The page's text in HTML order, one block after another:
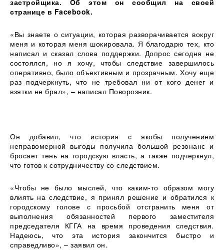
застройщика. Об этом он сообщил на своей
странице в Facebook.
«Вы знаете о ситуации, которая разворачивается вокруг
меня и которая меня шокировала. Я благодарю тех, кто
написал и сказал слова поддержки. Допрос сегодня не
состоялся, но я хочу, чтобы следствие завершилось
оперативно, было объективным и прозрачным. Хочу еще
раз подчеркнуть, что не требовал ни от кого денег и
взятки не брал», – написал Поворозник.
Он добавил, что история с якобы получением
неправомерной выгоды получила большой резонанс и
бросает тень на городскую власть, а также подчеркнул,
что готов к сотрудничеству со следствием.
«Чтобы не было мыслей, что каким-то образом могу
влиять на следствие, я принял решение и обратился к
городскому голове с просьбой отстранить меня от
выполнения обязанностей первого заместителя
председателя КГГА на время проведения следствия.
Надеюсь, что эта история закончится быстро и
справедливо», – заявил он.